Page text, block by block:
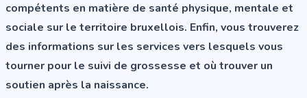
compétents en matière de santé physique, mentale et
sociale sur le territoire bruxellois. Enfin, vous trouverez
des informations sur les services vers lesquels vous
tourner pour le suivi de grossesse et où trouver un
soutien après la naissance.